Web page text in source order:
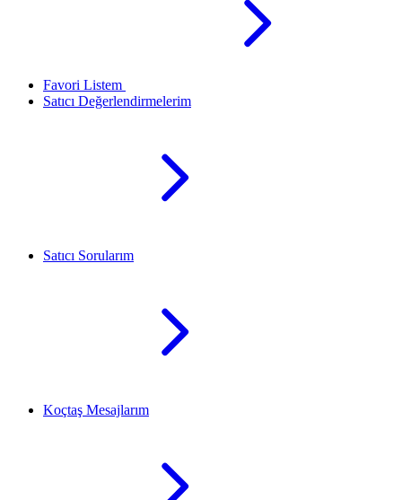
Favori Listem
Satıcı Değerlendirmelerim
Satıcı Sorularım
Koçtaş Mesajlarım